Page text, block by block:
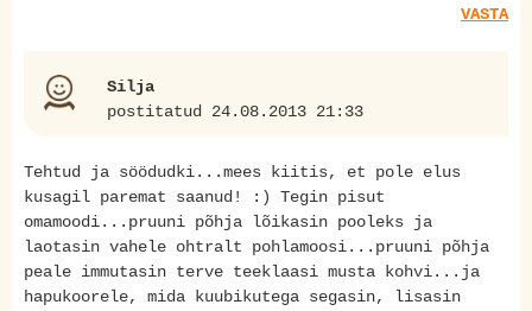
VASTA
Silja
postitatud 24.08.2013 21:33
Tehtud ja söödudki...mees kiitis, et pole elus
kusagil paremat saanud! :) Tegin pisut
omamoodi...pruuni põhja lõikasin pooleks ja
laotasin vahele ohtralt pohlamoosi...pruuni põhja
peale immutasin terve teeklaasi musta kohvi...ja
hapukoorele, mida kuubikutega segasin, lisasin